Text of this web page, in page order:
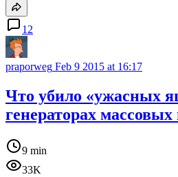
12
praporweg Feb 9 2015 at 16:17
Что убило «ужасных
генераторах
9 min
33K